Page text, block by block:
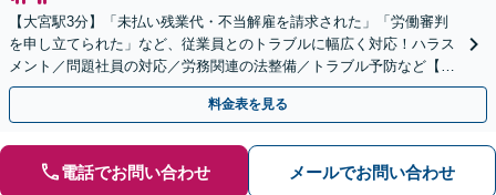
【大宮駅3分】「未払い残業代・不当解雇を請求された」「労働審判
を申し立てられた」など、従業員とのトラブルに幅広く対応！ハラス
メント／問題社員の対応／労務関連の法整備／トラブル予防など【ト
ラブル予防のための顧問弁護士】【休日・夜間面談可】
料金表を見る
電話でお問い合わせ メールでお問い合わせ